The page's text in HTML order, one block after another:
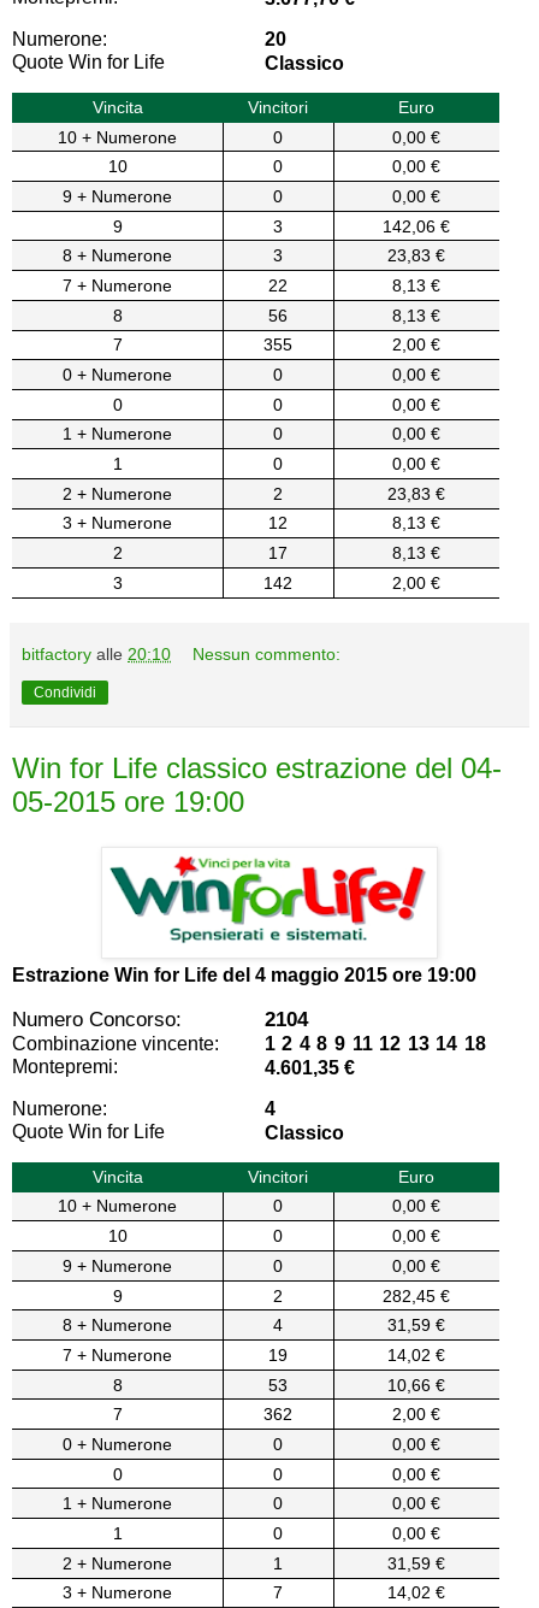
Numerone:
20
Quote Win for Life
Classico
Vincita Vincitori
Euro
10 + Numerone
0
0,00 €
10
0
0,00 €
9 + Numerone
0
0,00 €
9
3
142,06 €
8 + Numerone
3
23,83 €
7 + Numerone
22
8,13 €
8
56
8,13 €
7
355
2,00 €
0 + Numerone
0
0,00 €
0
0
0,00 €
1 + Numerone
0
0,00 €
1
0
0,00 €
2 + Numerone
2
23,83 €
3 + Numerone
12
8,13 €
2
17
8,13 €
3
142 2,00 €
bitfactory alle 20:10 Nessun commento:
Condividi
Win for Life classico estrazione del 04-
05-2015 ore 19:00
Estrazione Win for Life del 4 maggio 2015 ore 19:00
Numero Concorso: 2104
Combinazione vincente:
1 2 4 8 9 11 12 13 14 18
Montepremi:
4.601,35 €
Numerone:
4
Quote Win for Life
Classico
Vincita Vincitori
Euro
10 + Numerone
0
0,00 €
10
0
0,00 €
9 + Numerone
0
0,00 €
9
2
282,45 €
8 + Numerone
4
31,59 €
7 + Numerone
19
14,02 €
8
53
10,66 €
7
362
2,00 €
0 + Numerone
0
0,00 €
0
0
0,00 €
1 + Numerone
0
0,00 €
1
0
0,00 €
2 + Numerone
1
31,59 €
3 + Numerone
7
14,02 €